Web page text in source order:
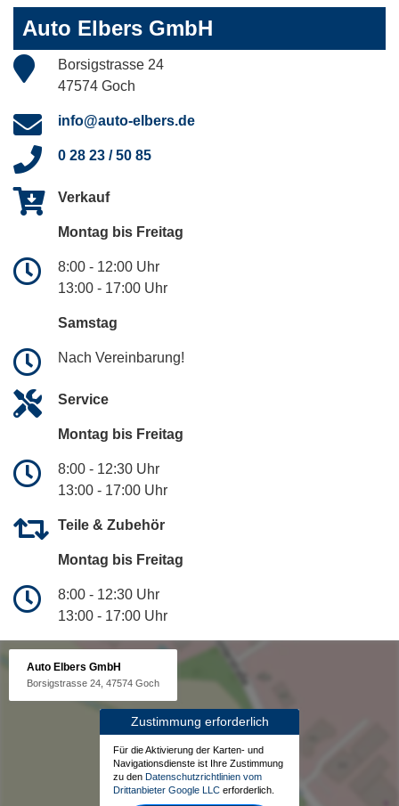
Auto Elbers GmbH
Borsigstrasse 24
47574 Goch
info@auto-elbers.de
0 28 23 / 50 85
Verkauf
Montag bis Freitag
8:00 - 12:00 Uhr
13:00 - 17:00 Uhr
Samstag
Nach Vereinbarung!
Service
Montag bis Freitag
8:00 - 12:30 Uhr
13:00 - 17:00 Uhr
Teile & Zubehör
Montag bis Freitag
8:00 - 12:30 Uhr
13:00 - 17:00 Uhr
Auto Elbers GmbH
Borsigstrasse 24, 47574 Goch
Zustimmung erforderlich
Für die Aktivierung der Karten- und
Navigationsdienste ist Ihre Zustimmung
zu den Datenschutzrichtlinien vom
Drittanbieter Google LLC erforderlich.